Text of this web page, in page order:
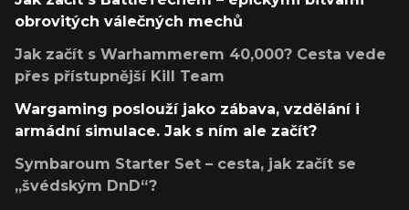
obrovitých válečných mechů
Jak začít s Warhammerem 40,000? Cesta vede
přes přístupnější Kill Team
Wargaming poslouží jako zábava, vzdělání i
armádní simulace. Jak s ním ale začít?
Symbaroum Starter Set – cesta, jak začít se
„švédským DnD“?